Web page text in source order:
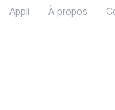
Appli À propos